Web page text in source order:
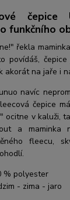
čepice
funkčního
řekla
povídáš,
na jaře i
navíc
čepice
ocitne v kaluži,
a maminka
fleecu,
% polyester
- zima - jaro